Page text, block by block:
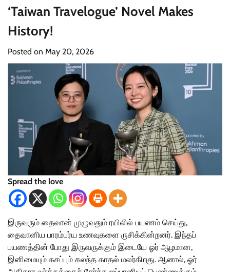
‘Taiwan Travelogue’ Novel Makes
History!
Posted on May 20, 2026
Spread the love
இருவரும் தைவான் முழுவதும் ரயிலில் பயணம் செய்து,
தைவானிய பாரம்பர்ய உணவுகளை ருசிக்கின்றனர். இந்தப்
பயணத்தின் போது இருவருக்கும் இடையே ஓர் ஆழமான,
இனிமையும் கசப்பும் கலந்த காதல் மலர்கிறது. ஆனால், ஓர்